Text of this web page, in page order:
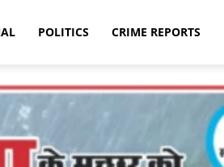
POLITICS CRIME REPORTS